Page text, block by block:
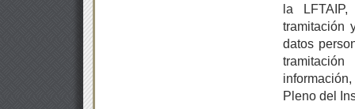
la
tramitación
datos
Pleno del